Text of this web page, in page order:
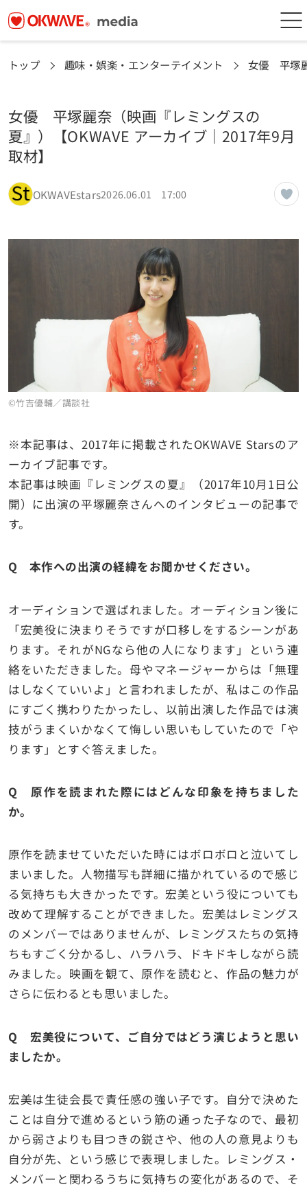
トップ 趣味・娯楽・エンターテイメント 女優 平塚
女優 平塚麗奈（映画『レミングスの
夏』）【OKWAVE アーカイブ｜2017年9月
取材】
OKWAVEstars2026.06.01 17:00
©竹吉優輔／講談社
※本記事は、2017年に掲載されたOKWAVE Starsのア
ーカイブ記事です。
本記事は映画『レミングスの夏』（2017年10月 1日公
開）に出演の平塚麗奈さんへのインタビューの記事で
す。
Q 本作への出演の経緯をお聞かせください。
オーディションで選ばれました。オーディション後に
「宏美役に決まりそうですが口移しをするシーンがあ
ります。それがNGなら他の人になります」という連
絡をいただきました。母やマネージャーからは「無理
はしなくていいよ」と言われましたが、私はこの作品
にすごく携わりたかったし、以前出演した作品では演
技がうまくいかなくて悔しい思いもしていたので「や
ります」とすぐ答えました。
Q 原作を読まれた際にはどんな印象を持ちました
か。
原作を読ませていただいた時にはボロボロと泣いてし
まいました。人物描写も詳細に描かれているので感じ
る気持ちも大きかったです。宏美という役についても
改めて理解することができました。宏美はレミングス
のメンバーではありませんが、レミングスたちの気持
ちもすごく分かるし、ハラハラ、ドキドキしながら読
みました。映画を観て、原作を読むと、作品の魅力が
さらに伝わるとも思いました。
Q 宏美役について、ご自分ではどう演じようと思い
ましたか。
宏美は生徒会長で責任感の強い子です。自分で決めた
ことは自分で進めるという筋の通った子なので、最初
から弱さよりも目つきの鋭さや、他の人の意見よりも
自分が先、という感じで表現しました。レミングス・
メンバーと関わるうちに気持ちの変化があるので、そ